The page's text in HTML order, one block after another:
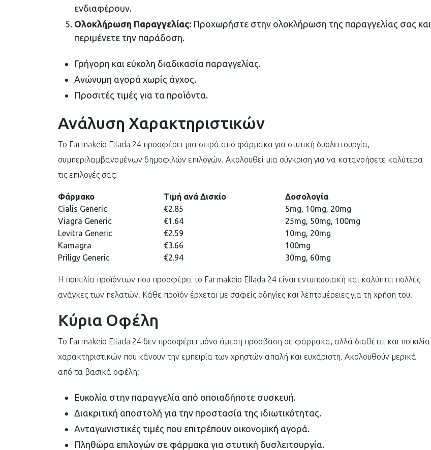
ενδιαφέρουν.
Ολοκλήρωση Παραγγελίας: Προχωρήστε στην ολοκλήρωση της παραγγελίας σας και
περιμένετε την παράδοση.
Γρήγορη και εύκολη διαδικασία παραγγελίας.
Ανώνυμη αγορά χωρίς άγχος.
Προσιτές τιμές για τα προϊόντα.
Ανάλυση Χαρακτηριστικών
Το Farmakeio Ellada 24 προσφέρει μια σειρά από φάρμακα για στυτική δυσλειτουργία,
συμπεριλαμβανομένων δημοφιλών επιλογών. Ακολουθεί μια σύγκριση για να κατανοήσετε καλύτερα
τις επιλογές σας:
Φάρμακο Τιμή ανά Δισκίο
Δοσολογία
Cialis Generic
€2.85
5mg, 10mg, 20mg
Viagra Generic
€1.64
25mg, 50mg, 100mg
Levitra Generic
€2.59
10mg, 20mg
Kamagra
€3.66
100mg
Priligy Generic
€2.94 30mg, 60mg
Η ποικιλία προϊόντων που προσφέρει το Farmakeio Ellada 24 είναι εντυπωσιακή και καλύπτει πολλές
ανάγκες των πελατών. Κάθε προϊόν έρχεται με σαφείς οδηγίες και λεπτομέρειες για τη χρήση του.
Κύρια Οφέλη
Το Farmakeio Ellada 24 δεν προσφέρει μόνο άμεση πρόσβαση σε φάρμακα, αλλά διαθέτει και ποικιλία
χαρακτηριστικών που κάνουν την εμπειρία των χρηστών απαλή και ευχάριστη. Ακολουθούν μερικά
από τα βασικά οφέλη:
Ευκολία στην παραγγελία από οποιαδήποτε συσκευή.
Διακριτική αποστολή για την προστασία της ιδιωτικότητας.
Ανταγωνιστικές τιμές που επιτρέπουν οικονομική αγορά.
Πληθώρα επιλογών σε φάρμακα για στυτική δυσλειτουργία.